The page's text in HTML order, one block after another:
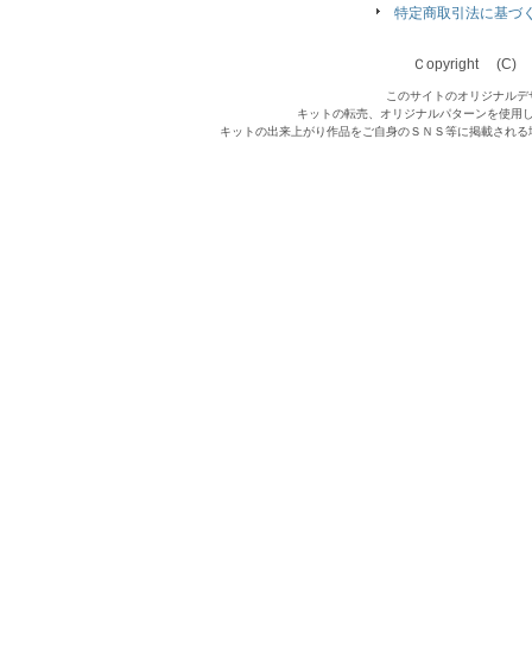
特定商取引法に基づ
Ｃopyright (C)
このサイトのオリジナル
キットの転売、オリジナルパターンを使用
キットの出来上がり作品をご自身のＳＮＳ等に掲載され